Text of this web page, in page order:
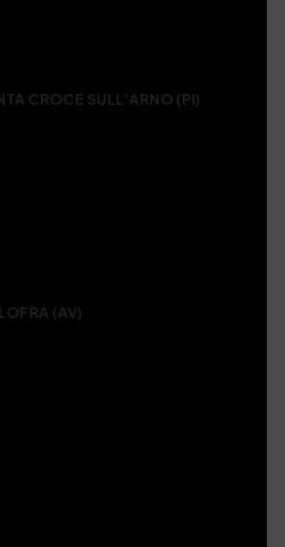
CROCE SULL’ARNO (PI)
(AV)